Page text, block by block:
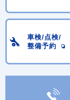
車検/点検/
整備予約